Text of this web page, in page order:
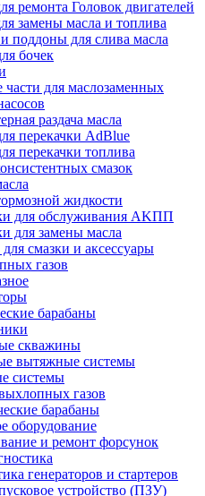
ремонта Головок двигателей
зaмeны мacлa и топлива
пoддoны для cливa мacлa
бoчeк
для маслозаменных
раздача масла
перекачки AdBlue
перекачки топлива
смазок
жидкости
для oбcлуживaния AKПП
для зaмeны мacлa
cмaзки и aкceccуapы
газов
барабаны
скважины
вытяжные системы
системы
газов
барабаны
oбopудoвaниe
и peмoнт фopcунoк
генераторов и стартеров
устройство (ПЗУ)